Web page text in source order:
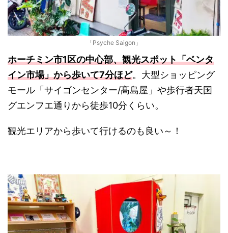
「Psyche Saigon」
ホーチミン市1区の中心部、観光スポット「ベンタ
イン市場」から歩いて7分ほど。大型ショッピング
モール「サイゴンセンター/髙島屋」や歩行者天国
グエンフエ通りから徒歩10分くらい。
観光エリアから歩いて行けるのも良い～！